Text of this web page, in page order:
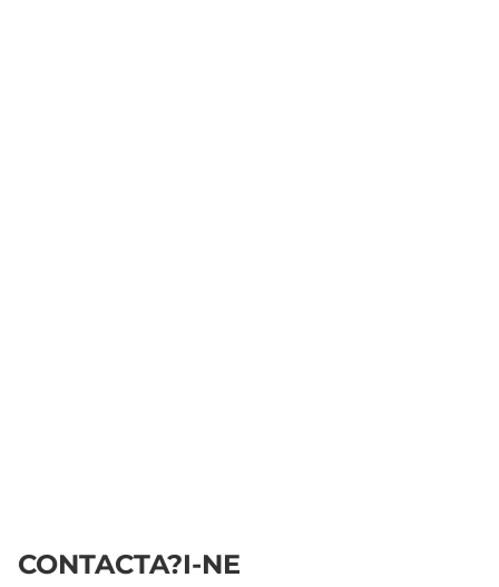
CONTACTA?I-NE